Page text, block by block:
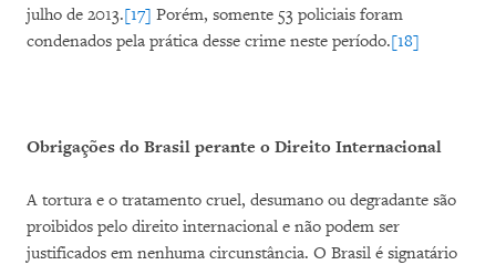
julho de 2013.[17] Porém, somente 53 policiais foram
condenados pela prática desse crime neste período.[18]
Obrigações do Brasil perante o Direito Internacional
A tortura e o tratamento cruel, desumano ou degradante são
proibidos pelo direito internacional e não podem ser
justificados em nenhuma circunstância. O Brasil é signatário